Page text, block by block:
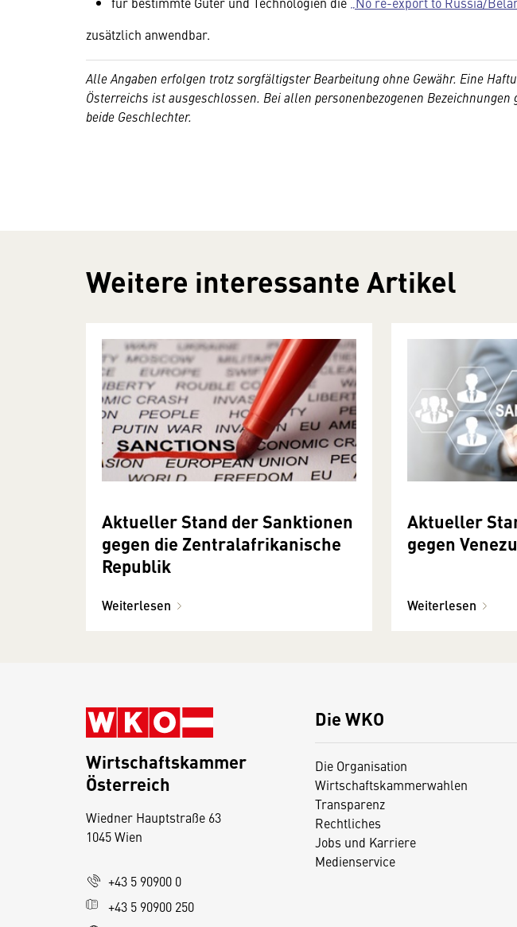
zusätzlich anwendbar.
Alle Angaben erfolgen trotz sorgfältigster Bearbeitung ohne Gewähr. Eine
Österreichs ist ausgeschlossen. Bei allen personenbezogenen
beide Geschlechter.
Weitere interessante Artikel
Aktueller Stand der Sanktionen
gegen die Zentralafrikanische
Republik
Weiterlesen
Aktueller
gegen
Weiterlesen
Die WKO
Die Organisation
Wirtschaftskammerwahlen
Transparenz
Rechtliches
Jobs und Karriere
Medienservice
Wirtschaftskammer
Österreich
Wiedner Hauptstraße 63
1045 Wien
+43 5 90900 0
+43 5 90900 250